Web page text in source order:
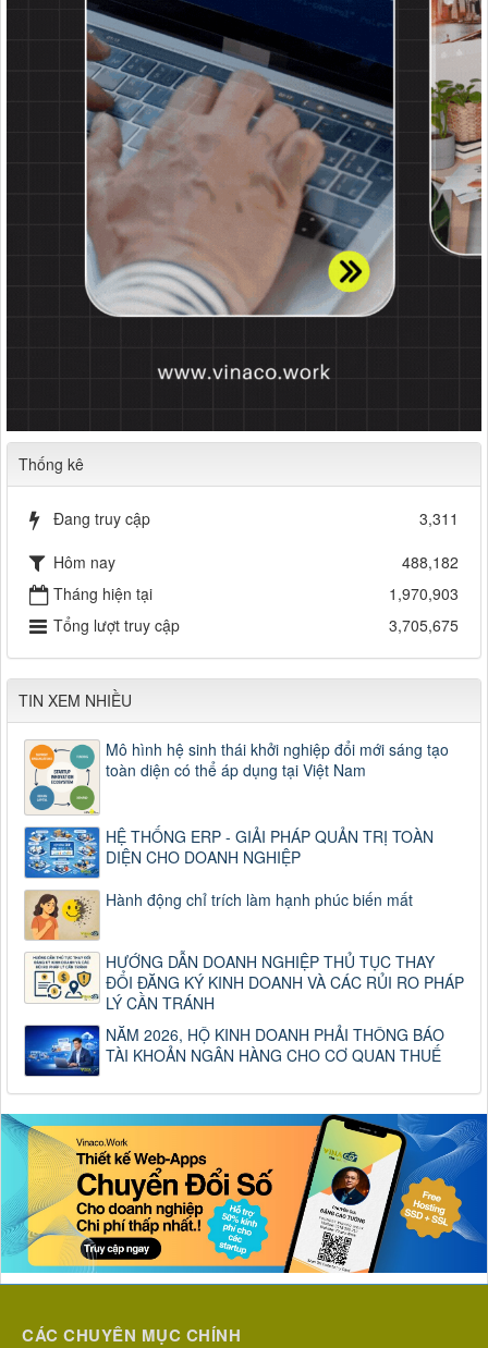
Thống kê
Đang truy cập
3,311
Hôm nay
488,182
Tháng hiện tại
1,970,903
Tổng lượt truy cập
3,705,675
TIN XEM NHIỀU
Mô hình hệ sinh thái khởi nghiệp đổi mới sáng tạo
toàn diện có thể áp dụng tại Việt Nam
HỆ THỐNG ERP - GIẢI PHÁP QUẢN TRỊ TOÀN
DIỆN CHO DOANH NGHIỆP
Hành động chỉ trích làm hạnh phúc biến mất
HƯỚNG DẪN DOANH NGHIỆP THỦ TỤC THAY
ĐỔI ĐĂNG KÝ KINH DOANH VÀ CÁC RỦI RO PHÁP
LÝ CẦN TRÁNH
NĂM 2026, HỘ KINH DOANH PHẢI THÔNG BÁO
TÀI KHOẢN NGÂN HÀNG CHO CƠ QUAN THUẾ
CÁC CHUYÊN MỤC CHÍNH